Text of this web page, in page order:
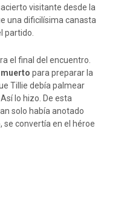
visitante desde la
una dificilísima canasta
partido.
el final del encuentro.
para preparar la
Tillie debía palmear
lo hizo. De esta
solo había anotado
se convertía en el héroe